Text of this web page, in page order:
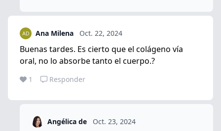
Ana Milena Oct. 22, 2024
Buenas tardes. Es cierto que el colágeno vía
oral, no lo absorbe tanto el cuerpo.?
1 Responder
Angélica de Oct. 23, 2024